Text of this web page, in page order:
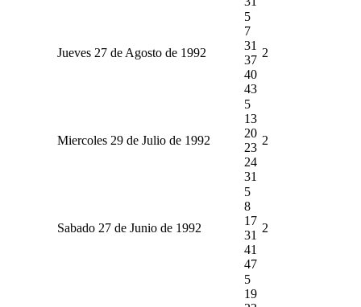
Jueves 27 de Agosto de 1992
5
7
31
37
40
43
2
Miercoles 29 de Julio de 1992
5
13
20
23
24
31
2
Sabado 27 de Junio de 1992
5
8
17
31
41
47
2
5
19